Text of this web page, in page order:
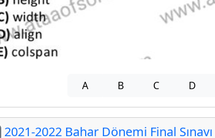
A B C D
2021-2022 Bahar Dönemi Final Sınavı